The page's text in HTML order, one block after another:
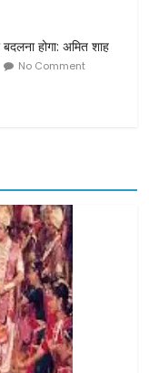
होगा: अमित शाह
No Comment